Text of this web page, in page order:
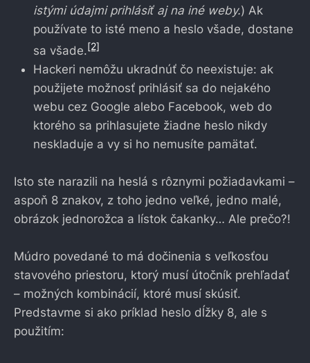
istými údajmi prihlásiť aj na iné weby.) Ak
používate to isté meno a heslo všade, dostane
sa všade.[2]
Hackeri nemôžu ukradnúť čo neexistuje: ak
použijete možnosť prihlásiť sa do nejakého
webu cez Google alebo Facebook, web do
ktorého sa prihlasujete žiadne heslo nikdy
neskladuje a vy si ho nemusíte pamätať.
Isto ste narazili na heslá s rôznymi požiadavkami –
aspoň 8 znakov, z toho jedno veľké, jedno malé,
obrázok jednorožca a lístok čakanky… Ale prečo?!
Múdro povedané to má dočinenia s veľkosťou
stavového priestoru, ktorý musí útočník prehľadať
– možných kombinácií, ktoré musí skúsiť.
Predstavme si ako príklad heslo dĺžky 8, ale s
použitím: